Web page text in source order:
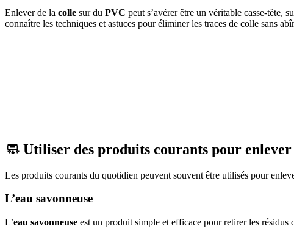
Enlever de la colle sur du PVC peut s’avérer être un véritable casse-tête,
connaître les techniques et astuces pour éliminer les traces de colle sans
🧼 Utiliser des produits courants pour
Les produits courants du quotidien peuvent souvent être utilisés pour
L’eau savonneuse
L’eau savonneuse est un produit simple et efficace pour retirer les résidus